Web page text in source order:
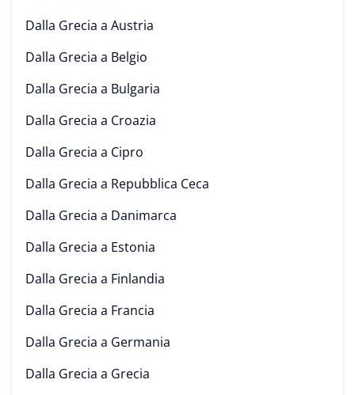
Dalla Grecia a Austria
Dalla Grecia a Belgio
Dalla Grecia a Bulgaria
Dalla Grecia a Croazia
Dalla Grecia a Cipro
Dalla Grecia a Repubblica Ceca
Dalla Grecia a Danimarca
Dalla Grecia a Estonia
Dalla Grecia a Finlandia
Dalla Grecia a Francia
Dalla Grecia a Germania
Dalla Grecia a Grecia